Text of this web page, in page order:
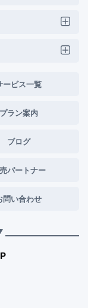
ービス一覧
プラン案内
ブログ
パートナー
問い合わせ